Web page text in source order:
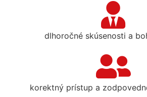
dlhoročné skúsenosti a
korektný prístup a